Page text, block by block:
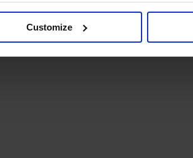
Customize